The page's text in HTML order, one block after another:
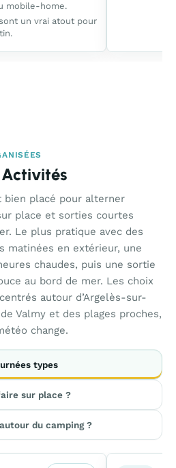
mobile-home.
un vrai atout pour
bien placé pour alterner
place et sorties courtes
Le plus pratique avec des
matinées en extérieur, une
chaudes, puis une sortie
au bord de mer. Les choix
autour d’Argelès-sur-
Valmy et des plages proches,
change.
types
sur place ?
du camping ?